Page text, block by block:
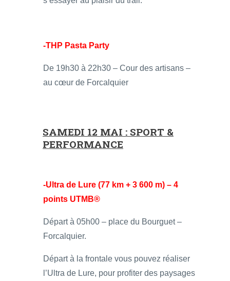
-THP Pasta Party
De 19h30 à 22h30 – Cour des artisans –
au cœur de Forcalquier
SAMEDI 12 MAI : SPORT &
PERFORMANCE
-Ultra de Lure (77 km + 3 600 m) – 4
points UTMB®
Départ à 05h00 – place du Bourguet –
Forcalquier.
Départ à la frontale vous pouvez réaliser
l’Ultra de Lure, pour profiter des paysages